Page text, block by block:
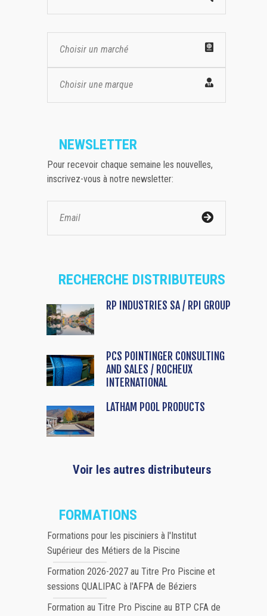
Choisir un marché
Choisir une marque
NEWSLETTER
Pour recevoir chaque semaine les nouvelles,
inscrivez-vous à notre newsletter:
RECHERCHE DISTRIBUTEURS
RP INDUSTRIES SA / RPI GROUP
PCS POINTINGER CONSULTING
AND SALES / ROCHEUX
INTERNATIONAL
LATHAM POOL PRODUCTS
Voir les autres distributeurs
FORMATIONS
Formations pour les pisciniers à l'Institut
Supérieur des Métiers de la Piscine
Formation 2026-2027 au Titre Pro Piscine et
sessions QUALIPAC à l'AFPA de Béziers
Formation au Titre Pro Piscine au BTP CFA de